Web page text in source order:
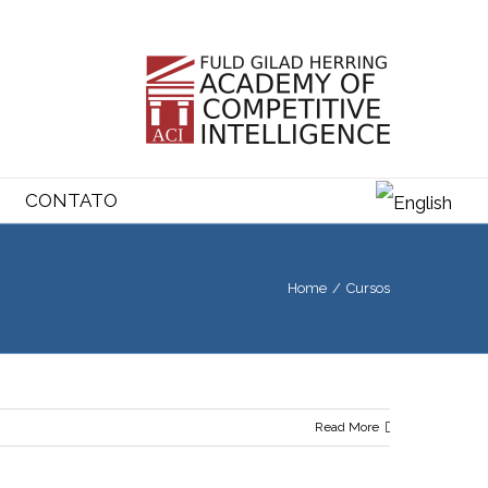
CONTATO
Home / Cursos
Read More